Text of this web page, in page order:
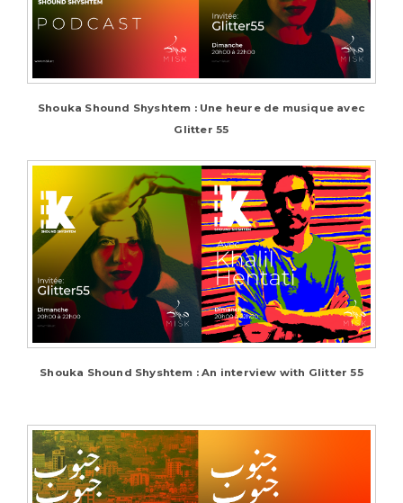
Shouka Shound Shyshtem : Une heure de musique avec
Glitter 55
Shouka Shound Shyshtem : An interview with Glitter 55